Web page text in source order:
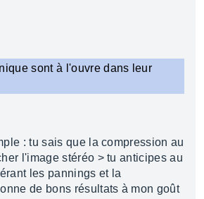
sont à l'ouvre dans leur
: tu sais que la compression au
l'image stéréo > tu anticipes au
les pannings et la
de bons résultats à mon goût